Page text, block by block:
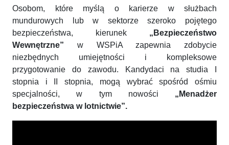
Osobom, które myślą o karierze w służbach
mundurowych lub w sektorze szeroko pojętego
bezpieczeństwa, kierunek „Bezpieczeństwo
Wewnętrzne” w WSPiA zapewnia zdobycie
niezbędnych umiejętności i kompleksowe
przygotowanie do zawodu. Kandydaci na studia I
stopnia i II stopnia, mogą wybrać spośród ośmiu
specjalności, w tym nowości „Menadżer
bezpieczeństwa w lotnictwie”.